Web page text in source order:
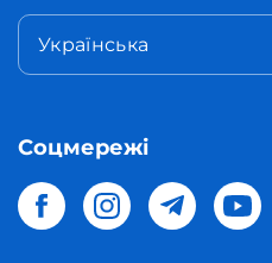
Українська
Соцмережі